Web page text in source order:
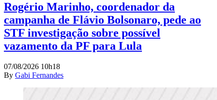
Rogério Marinho, coordenador da
campanha de Flávio Bolsonaro, pede ao
STF investigação sobre possível
vazamento da PF para Lula
07/08/2026 10h18
By Gabi Fernandes